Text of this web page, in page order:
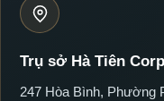
Trụ sở Hà Tiên Corp
247 Hòa Bình, Phường